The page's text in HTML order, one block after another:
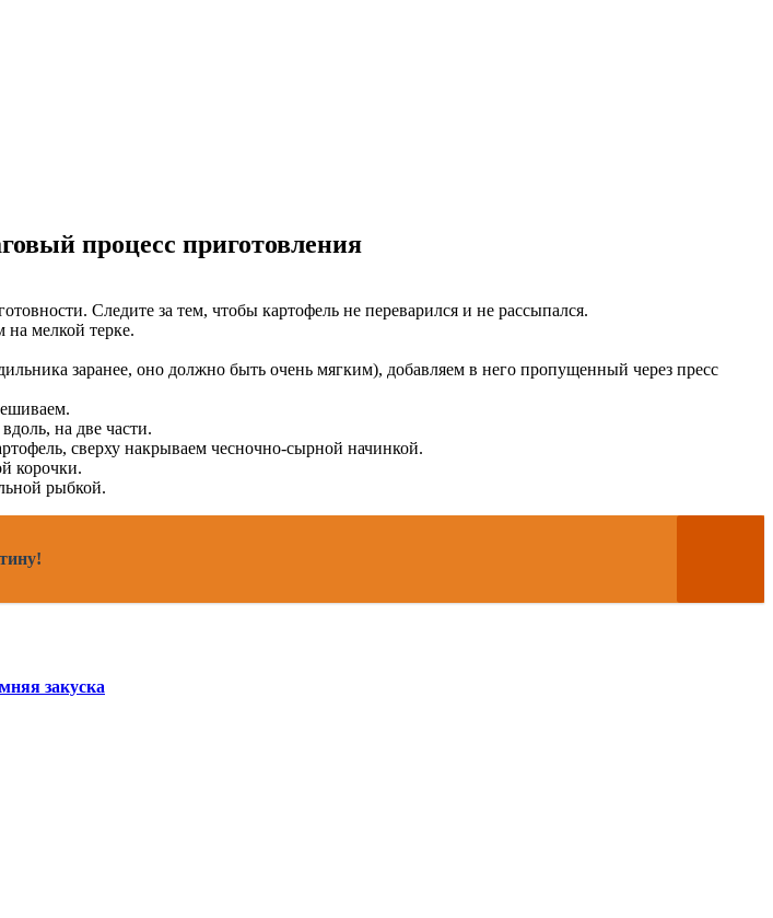
процесс приготовления
Следите за тем, чтобы картофель не переварился и не рассыпался.
мелкой терке.
заранее, оно должно быть очень мягким), добавляем в него пропущенный через пресс
на две части.
сверху накрываем чесночно-сырной начинкой.
корочки.
рыбкой.
закуска